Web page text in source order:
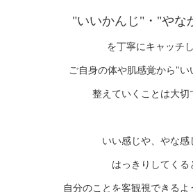
"いいかんじ"・"やな
を丁寧にキャッチし
ご自身の体や肌感覚から"い
整えていくことは大切
いい感じや、やな感
はっきりしてくる
自分のことを客観視できるよ